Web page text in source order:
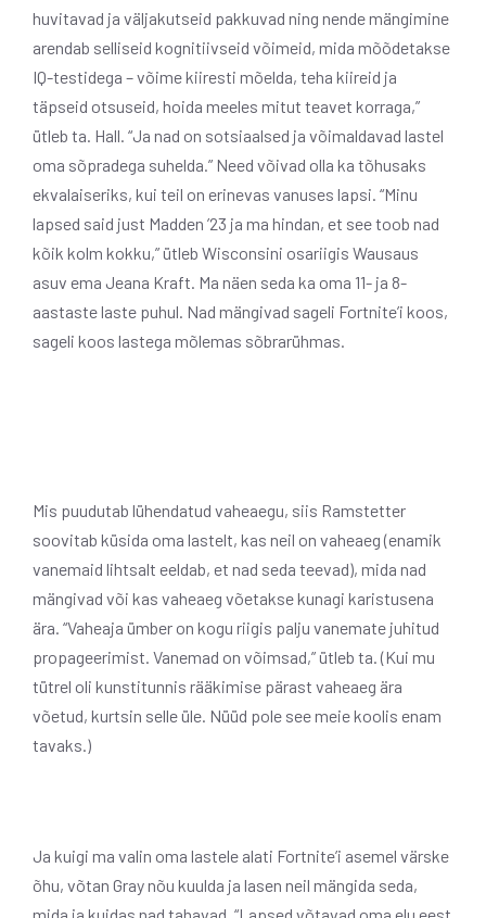
huvitavad ja väljakutseid pakkuvad ning nende mängimine
arendab selliseid kognitiivseid võimeid, mida mõõdetakse
IQ-testidega – võime kiiresti mõelda, teha kiireid ja
täpseid otsuseid, hoida meeles mitut teavet korraga,”
ütleb ta. Hall. “Ja nad on sotsiaalsed ja võimaldavad lastel
oma sõpradega suhelda.” Need võivad olla ka tõhusaks
ekvalaiseriks, kui teil on erinevas vanuses lapsi. “Minu
lapsed said just Madden ’23 ja ma hindan, et see toob nad
kõik kolm kokku,” ütleb Wisconsini osariigis Wausaus
asuv ema Jeana Kraft. Ma näen seda ka oma 11- ja 8-
aastaste laste puhul. Nad mängivad sageli Fortnite’i koos,
sageli koos lastega mõlemas sõbrarühmas.
Mis puudutab lühendatud vaheaegu, siis Ramstetter
soovitab küsida oma lastelt, kas neil on vaheaeg (enamik
vanemaid lihtsalt eeldab, et nad seda teevad), mida nad
mängivad või kas vaheaeg võetakse kunagi karistusena
ära. “Vaheaja ümber on kogu riigis palju vanemate juhitud
propageerimist. Vanemad on võimsad,” ütleb ta. (Kui mu
tütrel oli kunstitunnis rääkimise pärast vaheaeg ära
võetud, kurtsin selle üle. Nüüd pole see meie koolis enam
tavaks.)
Ja kuigi ma valin oma lastele alati Fortnite’i asemel värske
õhu, võtan Gray nõu kuulda ja lasen neil mängida seda,
mida ja kuidas nad tahavad. “Lapsed võtavad oma elu eest